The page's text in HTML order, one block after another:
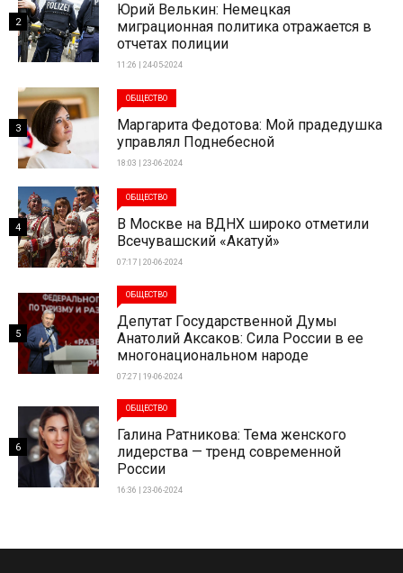
Юрий Велькин: Немецкая
миграционная политика отражается в
отчетах полиции
11:26 | 24-05-2024
2
ОБЩЕСТВО
Маргарита Федотова: Мой прадедушка
управлял Поднебесной
18:03 | 23-06-2024
3
ОБЩЕСТВО
В Москве на ВДНХ широко отметили
Всечувашский «Акатуй»
07:17 | 20-06-2024
4
ОБЩЕСТВО
Депутат Государственной Думы
Анатолий Аксаков: Сила России в ее
многонациональном народе
07:27 | 19-06-2024
5
ОБЩЕСТВО
Галина Ратникова: Тема женского
лидерства — тренд современной
России
16:36 | 23-06-2024
6